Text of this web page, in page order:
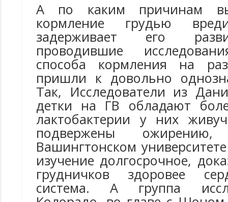
А по каким причинам
кормление грудью
задерживает его
проводившие
способа кормления на
пришли к довольно
Так, Исследователи из
детки на ГВ обладают
лактобактерии у них
подвержены
Вашингтонском
изучение долгосрочное,
грудничков здоровее
система. А группа